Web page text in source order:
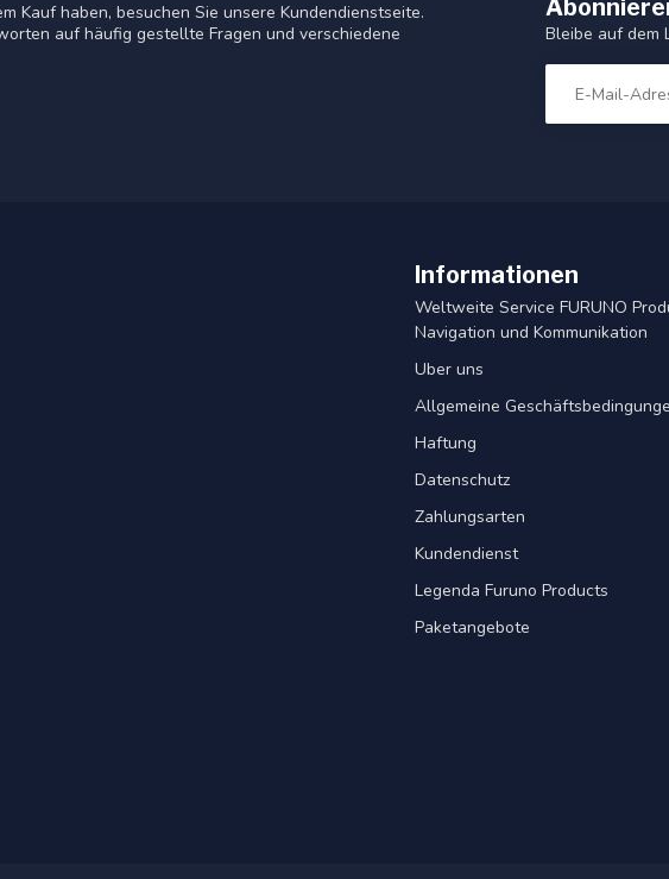
Kauf haben, besuchen Sie unsere Kundendienstseite.
auf häufig gestellte Fragen und verschiedene
Bleibe auf dem
Informationen
Weltweite Service FURUNO
Navigation und Kommunikation
Uber uns
Allgemeine
Haftung
Datenschutz
Zahlungsarten
Kundendienst
Legenda Furuno Products
Paketangebote